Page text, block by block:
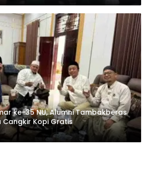
ke-35 NU, Alumni Tambakberas
Cangkir Kopi Gratis